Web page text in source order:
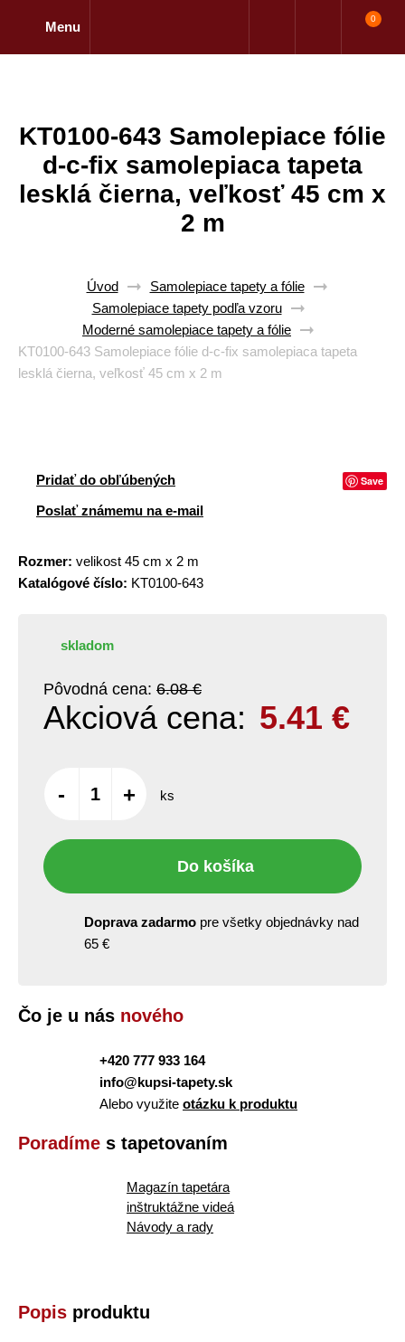
Menu
0
KT0100-643 Samolepiace fólie
d-c-fix samolepiaca tapeta
lesklá čierna, veľkosť 45 cm x
2 m
Úvod
Samolepiace tapety a fólie
Samolepiace tapety podľa vzoru
Moderné samolepiace tapety a fólie
KT0100-643 Samolepiace fólie d-c-fix samolepiaca tapeta
lesklá čierna, veľkosť 45 cm x 2 m
Pridať do obľúbených Save
Poslať známemu na e-mail
Rozmer: velikost 45 cm x 2 m
Katalógové číslo: KT0100-643
skladom
Pôvodná cena: 6.08 €
Akciová cena: 5.41 €
- + ks
Do košíka
Doprava zadarmo pre všetky objednávky nad
65 €
Čo je u nás nového
+420 777 933 164
info@kupsi-tapety.sk
Alebo využite otázku k produktu
Poradíme s tapetovaním
Magazín tapetára
inštruktážne videá
Návody a rady
Popis produktu